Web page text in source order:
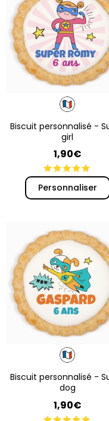
Biscuit personnalisé -
girl
1,90€
Personnaliser
Biscuit personnalisé -
dog
1,90€
Entrez votre
cadeaux,
gratuite,
Infos et conditions